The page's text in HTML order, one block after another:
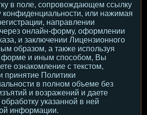
в поле, сопровождающем ссылку
конфиденциальности, или нажимая
направлении
онлайн-форму, оформлении
и заключении Лицензионного
образом, а также используя
форме и иным способом, Вы
ознакомление с текстом,
принятие Политики
в полном объеме без
и возражений и даете
указанной в ней
информации.